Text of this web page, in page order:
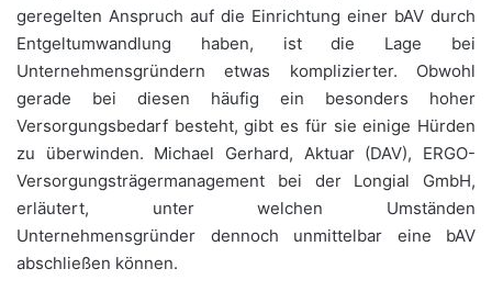
geregelten Anspruch auf die Einrichtung einer bAV durch
Entgeltumwandlung haben, ist die Lage bei
Unternehmensgründern etwas komplizierter. Obwohl
gerade bei diesen häufig ein besonders hoher
Versorgungsbedarf besteht, gibt es für sie einige Hürden
zu überwinden. Michael Gerhard, Aktuar (DAV), ERGO-
Versorgungsträgermanagement bei der Longial GmbH,
erläutert, unter welchen Umständen
Unternehmensgründer dennoch unmittelbar eine bAV
abschließen können.